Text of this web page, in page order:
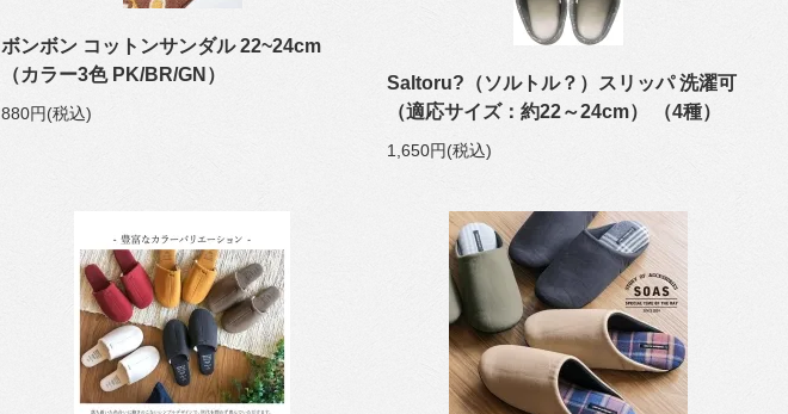
ボンボン コットンサンダル 22~24cm
（カラー3色 PK/BR/GN）
880円(税込)
Saltoru?（ソルトル？）スリッパ 洗濯可
（適応サイズ：約22～24cm） （4種）
1,650円(税込)